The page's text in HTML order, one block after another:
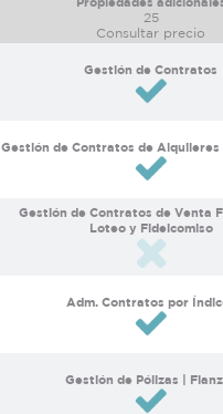
25
Consultar precio
Gestión de Contratos
Gestión de Contratos de Alquileres
Gestión de Contratos de Venta
Loteo y Fideicomiso
Adm. Contratos por
Gestión de Pólizas |